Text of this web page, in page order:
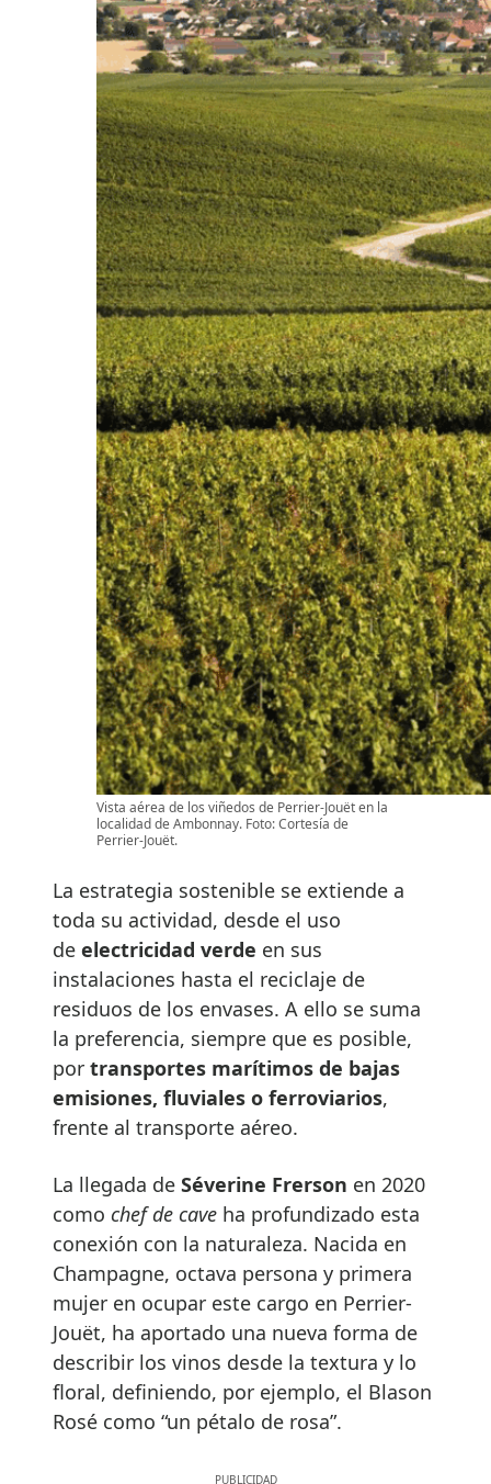
Vista aérea de los viñedos de Perrier-Jouët en la
localidad de Ambonnay. Foto: Cortesía de
Perrier-Jouët.
La estrategia sostenible se extiende a
toda su actividad, desde el uso
de electricidad verde en sus
instalaciones hasta el reciclaje de
residuos de los envases. A ello se suma
la preferencia, siempre que es posible,
por transportes marítimos de bajas
emisiones, fluviales o ferroviarios,
frente al transporte aéreo.
La llegada de Séverine Frerson en 2020
como chef de cave ha profundizado esta
conexión con la naturaleza. Nacida en
Champagne, octava persona y primera
mujer en ocupar este cargo en Perrier-
Jouët, ha aportado una nueva forma de
describir los vinos desde la textura y lo
floral, definiendo, por ejemplo, el Blason
Rosé como “un pétalo de rosa”.